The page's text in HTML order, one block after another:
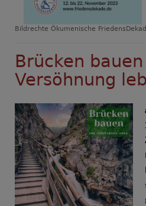
Bildrechte Ökumenische
Brücken
Versöhnung